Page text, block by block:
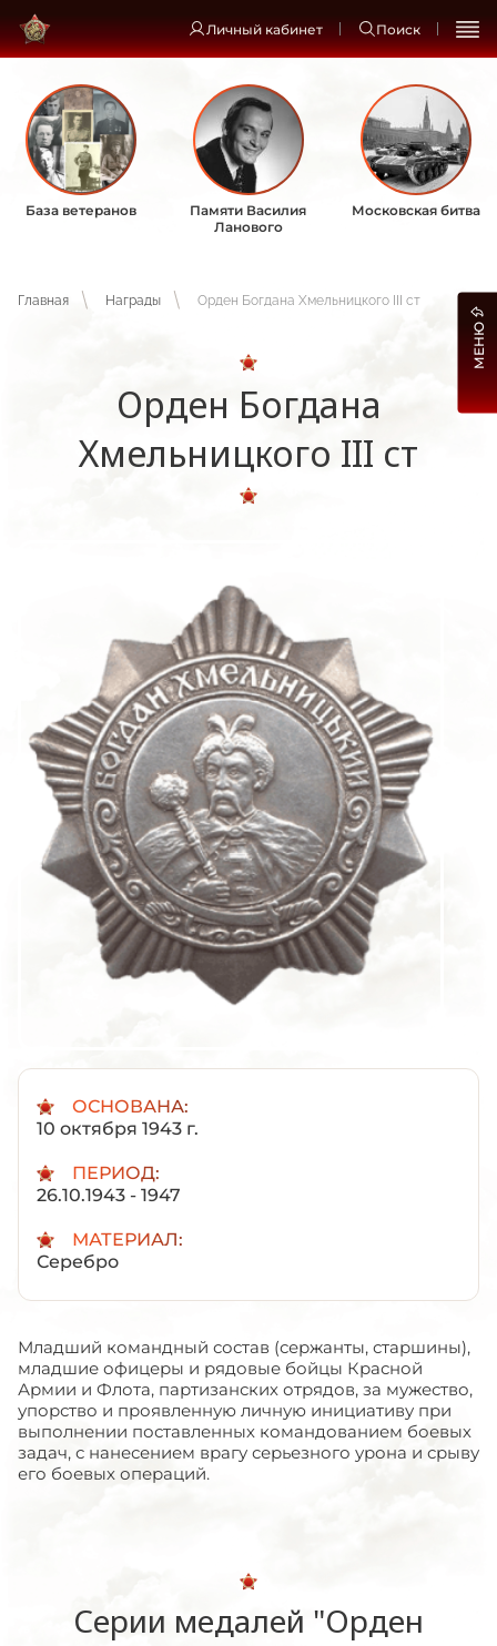
Личный кабинет Поиск
База ветеранов
Памяти Василия
Ланового
Московская битва
Главная Награды Орден Богдана Хмельницкого III ст
Орден Богдана
Хмельницкого III ст
ОСНОВАНА:
10 октября 1943 г.
ПЕРИОД:
26.10.1943 - 1947
МАТЕРИАЛ:
Серебро
Младший командный состав (сержанты, старшины),
младшие офицеры и рядовые бойцы Красной
Армии и Флота, партизанских отрядов, за мужество,
упорство и проявленную личную инициативу при
выполнении поставленных командованием боевых
задач, с нанесением врагу серьезного урона и срыву
его боевых операций.
Серии медалей "Орден
МЕНЮ